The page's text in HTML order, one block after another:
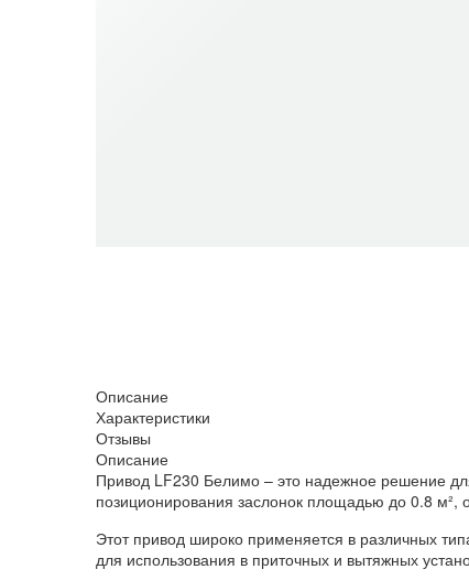
Описание
Характеристики
Отзывы
Описание
Привод LF230 Белимо – это надежное решение
позиционирования заслонок площадью до 0.8 м²,
Этот привод широко применяется в различных
для использования в приточных и вытяжных